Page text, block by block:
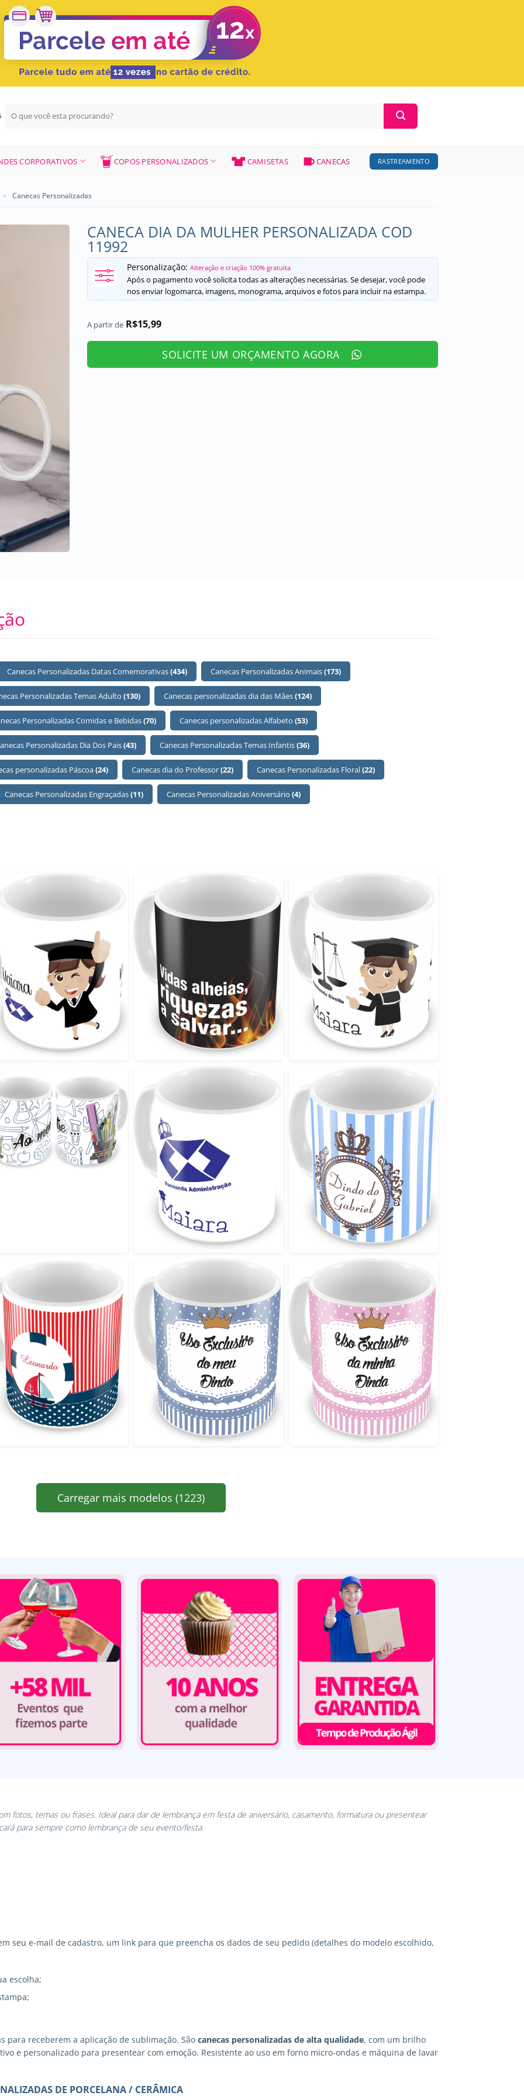
por:
CORPORATIVOS COPOS PERSONALIZADOS CAMISETAS CANECAS RASTREAMENTO
» Canecas Personalizadas
CANECA DIA DA MULHER PERSONALIZADA COD
11992
Personalização: Alteração e criação 100% gratuita
Após o pagamento você solicita todas as alterações necessárias. Se desejar, você pode
nos enviar logomarca, imagens, monograma, arquivos e fotos para incluir na estampa.
A partir de R$15,99
SOLICITE UM ORÇAMENTO AGORA
Canecas Personalizadas Datas Comemorativas(434) Canecas Personalizadas Animais(173)
Personalizadas Temas Adulto (130) Canecas personalizadas dia das Mães(124)
Personalizadas Comidas e Bebidas(70) Canecas personalizadas Alfabeto (53)
Personalizadas Dia Dos Pais(43) Canecas Personalizadas Temas Infantis(36)
personalizadas Páscoa(24) Canecas dia do Professor(22) Canecas Personalizadas Floral(22)
Canecas Personalizadas Engraçadas(11) Canecas Personalizadas Aniversário (4)
Carregar mais modelos (1223)
fotos, temas ou frases. Ideal para dar de lembrança em festa de aniversário, casamento, formatura ou presentear
para sempre como lembrança de seu evento/festa.
seu e-mail de cadastro, um link para que preencha os dados de seu pedido (detalhes do modelo escolhido,
escolha;
para receberem a aplicação de sublimação. São canecas personalizadas de alta qualidade, com um brilho
e personalizado para presentear com emoção. Resistente ao uso em forno micro-ondas e máquina de lavar
DE PORCELANA / CERÂMICA